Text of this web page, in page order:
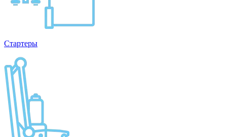
Стартеры